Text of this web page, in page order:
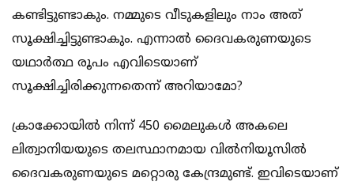
കണ്ടിട്ടുണ്ടാകും. നമ്മുടെ വീടുകളിലും നാം അത്
സൂക്ഷിച്ചിട്ടുണ്ടാകും. എന്നാല്‍ ദൈവകരുണയുടെ
യഥാര്‍ത്ഥ രൂപം എവിടെയാണ്
സൂക്ഷിച്ചിരിക്കുന്നതെന്ന് അറിയാമോ?
ക്രാക്കോയില്‍ നിന്ന് 450 മൈലുകള്‍ അകലെ
ലിത്വാനിയയുടെ തലസ്ഥാനമായ വില്‍നിയൂസില്‍
ദൈവകരുണയുടെ മറ്റൊരു കേന്ദ്രമുണ്ട്. ഇവിടെയാണ്